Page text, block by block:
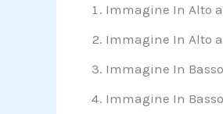
Immagine In Alto
Immagine In Alto
Immagine In
Immagine In